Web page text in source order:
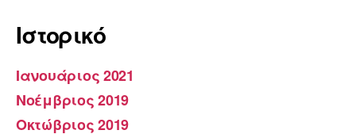
Ιστορικό
Ιανουάριος 2021
Νοέμβριος 2019
Οκτώβριος 2019